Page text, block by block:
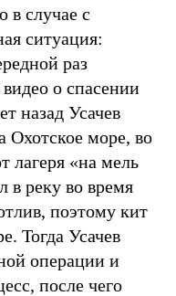
в случае с
ситуация:
раз
о спасении
назад Усачев
Охотское море, во
лагеря «на мель
в реку во время
поэтому кит
Тогда Усачев
операции и
после чего